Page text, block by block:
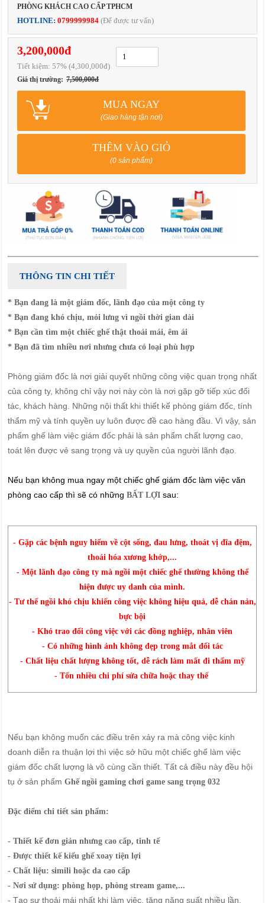
PHÒNG KHÁCH CAO CẤP TPHCM
HOTLINE:0799999984 (Để được tư vấn)
3,200,000đ
Tiết kiệm:57% (4,300,000đ)
Giá thị trường: 7,500,000đ
MUA NGAY
(Giao hàng tận nơi)
THÊM VÀO GIỎ
(0 sản phẩm)
THÔNG TIN CHI TIẾT
* Bạn đang là một giám đốc, lãnh đạo của một công ty
* Bạn đang khó chịu, mỏi lưng vì ngồi thời gian dài
* Bạn cần tìm một chiếc ghế thật thoải mái, êm ái
* Bạn đã tìm nhiều nơi nhưng chưa có loại phù hợp
Phòng giám đốc là nơi giải quyết những công việc quan trọng nhất
của công ty, không chỉ vậy nơi này còn là nơi gặp gỡ tiếp xúc đối
tác, khách hàng. Những nội thất khi thiết kế phòng giám đốc, tính
thẩm mỹ và tính quyền uy luôn được đề cao hàng đầu. Vì vậy, sản
phẩm ghế làm việc giám đốc phải là sản phẩm chất lượng cao,
toát lên được vẻ sang trọng và uy quyền của người lãnh đạo.
Nếu bạn không mua ngay một chiếc ghế giám đốc làm việc văn
phòng cao cấp thì sẽ có những BẤT LỢI sau:
- Gặp các bệnh nguy hiểm về cột sống, đau lưng, thoát vị đĩa đệm,
thoái hóa xương khớp,...
- Một lãnh đạo công ty mà ngồi một chiếc ghế thường không thể
hiện được uy danh của mình.
- Tư thế ngồi khó chịu khiến công việc không hiệu quả, dễ chán nản,
bực bội
- Khó trao đổi công việc với các đồng nghiệp, nhân viên
- Có những hình ảnh không đẹp trong mắt đối tác
- Chất liệu chất lượng không tốt, dễ rách làm mất đi thẩm mỹ
- Tốn nhiều chi phí sửa chữa hoặc thay thế
Nếu bạn không muốn các điều trên xảy ra mà công việc kinh
doanh diễn ra thuận lợi thì việc sở hữu một chiếc ghế làm việc
giám đốc chất lượng là vô cùng cần thiết. Tất cả điều này đều hội
tụ ở sản phẩm Ghế ngồi gaming chơi game sang trọng 032
Đặc điểm chi tiết sản phẩm:
- Thiết kế đơn giản nhưng cao cấp, tinh tế
- Được thiết kế kiểu ghế xoay tiện lợi
- Chất liệu: simili hoặc da cao cấp
- Nơi sử dụng: phòng họp, phòng stream game,...
- Tạo sự thoải mái nhất khi làm việc, tăng năng suất nhiều lần.